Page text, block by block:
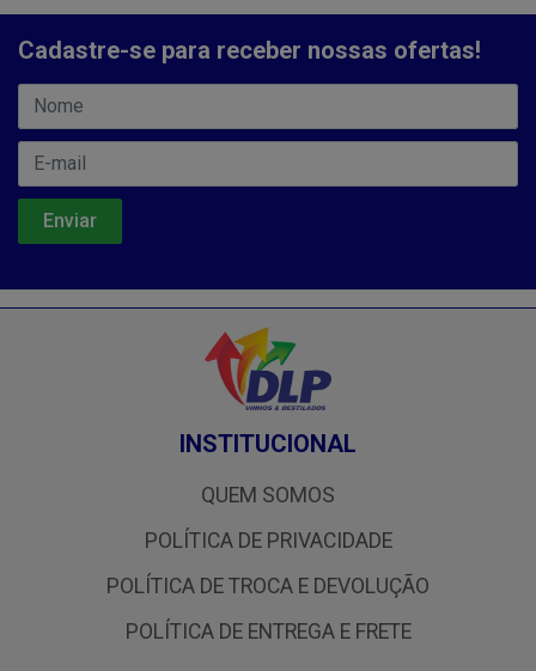
Cadastre-se para receber nossas ofertas!
INSTITUCIONAL
QUEM SOMOS
POLÍTICA DE PRIVACIDADE
POLÍTICA DE TROCA E DEVOLUÇÃO
POLÍTICA DE ENTREGA E FRETE